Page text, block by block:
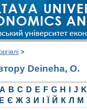
>
Deineha, O.
A B C D E F G H J K
Е Є Ж З И Й К Л М